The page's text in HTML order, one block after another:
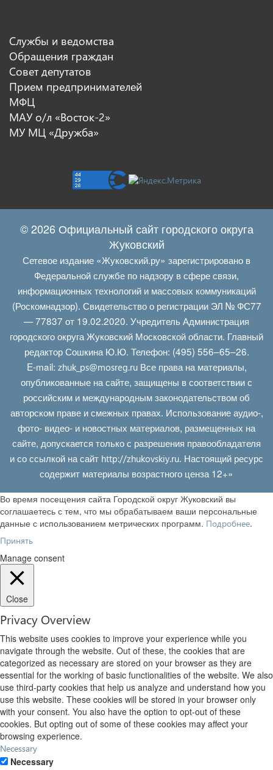
Службы и ведомства
Обращения граждан
Совет депутатов
Прием предпринимателей
МФЦ
МАУ о/л «Восток-2»
МУ МЦ «Дружба»
© 2026 Официальный сайт городского округа
Жуковский
Сетевое издание «Жуковский.ру» зарегистрировано в
Федеральной службе по надзору в сфере связи,
информационных технологий и массовых коммуникаций
(Роскомнадзор). Свидетельство о регистрации ЭЛ № ФС77
— 77837 от 19.02.2020. Учредитель Администрация
городского округа Жуковский Московской области. Главный
редактор Сошкина Ю.Ю. Телефон: (495) 556–65–26.
E‑mail: zhuk_ps@mosreg.ruВсе права на материалы,
опубликованные на сайте, защищены в соответствии с
российским и международным законодательством об
авторском праве и смежных правах. Использование аудио-,
фото- видео- и новостных материалов, размещенных на
сайте, допускается только с разрешения правообладателя
и со ссылкой на сайт http://zhukovskiy.ru. Настоящий ресурс
содержит материалы возрастного ценза 12+»
Во время посещения сайта Городской округ Жуковский вы
соглашаетесь с тем, что мы обрабатываем ваши персональные
данные с использованием метрических программ. Подробнее.
Принять
Manage consent
Close
Privacy Overview
This website uses cookies to improve your experience while you
navigate through the website. Out of these, the cookies that are
categorized as necessary are stored on your browser as they are
essential for the working of basic functionalities of the website. We also
use third-party cookies that help us analyze and understand how you
use this website. These cookies will be stored in your browser only
with your consent. You also have the option to opt-out of these
cookies. But opting out of some of these cookies may affect your
browsing experience.
Necessary
Necessary